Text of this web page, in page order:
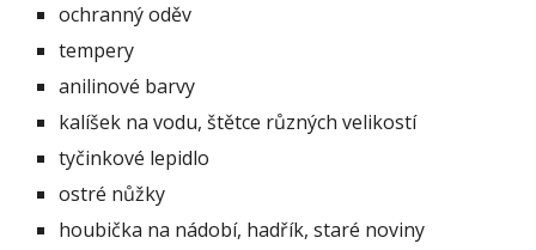
ochranný oděv
tempery
anilinové barvy
kalíšek na vodu, štětce různých velikostí
tyčinkové lepidlo
ostré nůžky
houbička na nádobí, hadřík, staré noviny